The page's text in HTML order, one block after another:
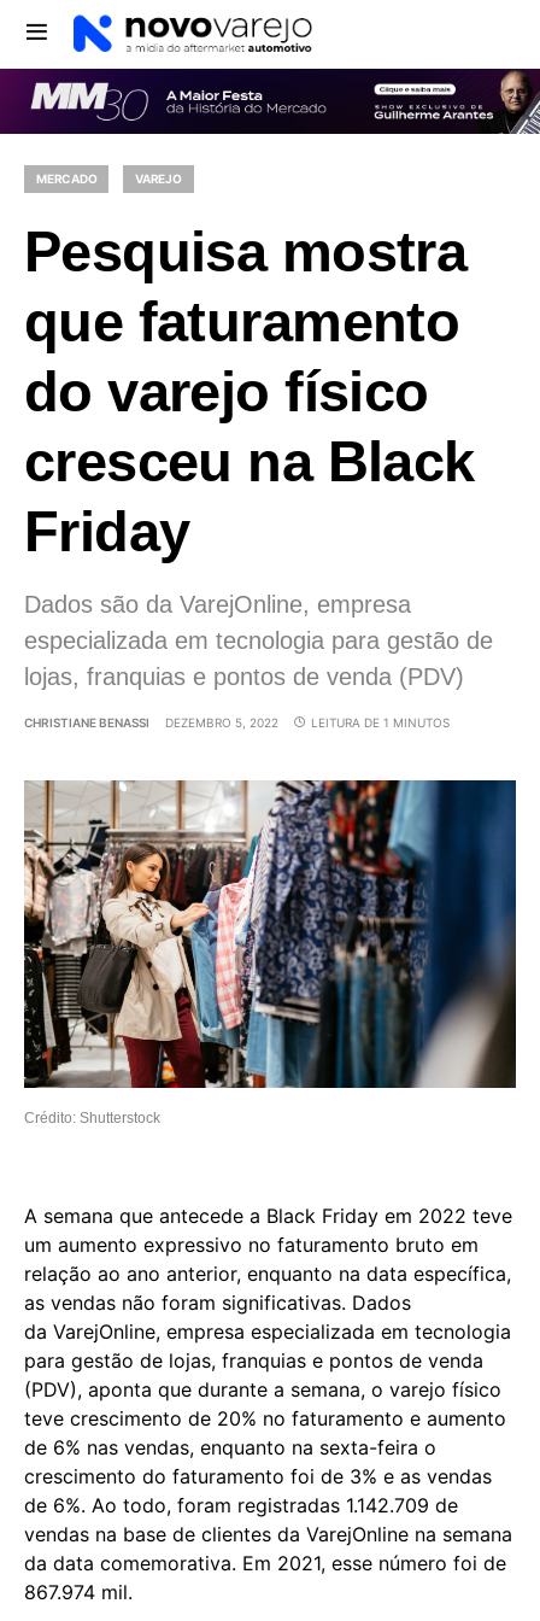
MERCADO VAREJO
Pesquisa mostra
que faturamento
do varejo físico
cresceu na Black
Friday
Dados são da VarejOnline, empresa
especializada em tecnologia para gestão de
lojas, franquias e pontos de venda (PDV)
CHRISTIANE BENASSI DEZEMBRO 5, 2022 LEITURA DE 1 MINUTOS
Crédito: Shutterstock
A semana que antecede a Black Friday em 2022 teve
um aumento expressivo no faturamento bruto em
relação ao ano anterior, enquanto na data específica,
as vendas não foram significativas. Dados
da VarejOnline, empresa especializada em tecnologia
para gestão de lojas, franquias e pontos de venda
(PDV), aponta que durante a semana, o varejo físico
teve crescimento de 20% no faturamento e aumento
de 6% nas vendas, enquanto na sexta-feira o
crescimento do faturamento foi de 3% e as vendas
de 6%. Ao todo, foram registradas 1.142.709 de
vendas na base de clientes da VarejOnline na semana
da data comemorativa. Em 2021, esse número foi de
867.974 mil.